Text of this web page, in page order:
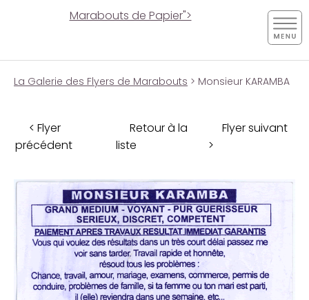
Marabouts de Papier">
La Galerie des Flyers de Marabouts > Monsieur KARAMBA
< Flyer
précédent
Retour à la
liste
Flyer suivant
>